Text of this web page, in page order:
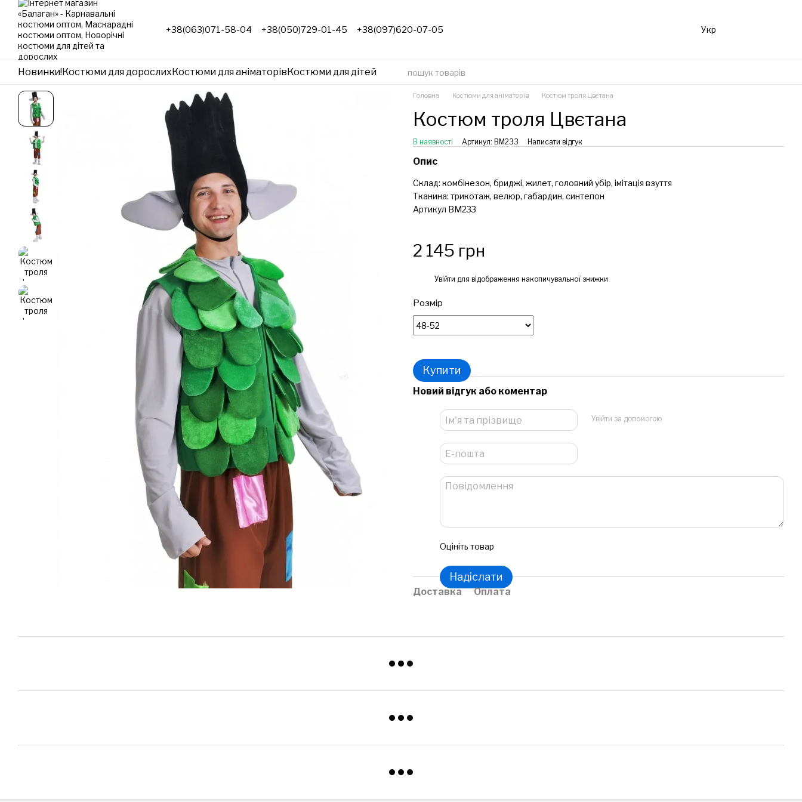
Перейти до основного контенту
+38(063)071-58-04 +38(050)729-01-45 +38(097)620-07-05 Укр
Новинки!Костюми для дорослихКостюми для аніматорівКостюми для дітей
Головна Костюми для аніматорів Костюм троля Цвєтана
Костюм троля Цвєтана
В наявності Артикул: ВМ233 Написати відгук
Опис
Склад: комбінезон, бриджі, жилет, головний убір, імітація взуття
Тканина: трикотаж, велюр, габардин, синтепон
Артикул ВМ233
2 145 грн
Увійти для відображення накопичувальної знижки
Розмір
Купити
Новий відгук або коментар
Увійти за допомогою
Оцініть товар
Надіслати
Доставка Оплата